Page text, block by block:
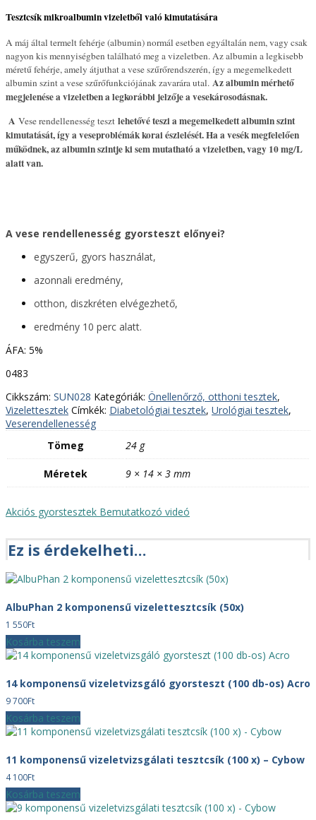
(1x)
Tesztcsík mikroalbumin vizeletből való kimutatására
A máj által termelt fehérje (albumin) normál esetben egyáltalán nem, vagy csak
nagyon kis mennyiségben található meg a vizeletben. Az albumin a legkisebb
méretű fehérje, amely átjuthat a vese szűrőrendszerén, így a megemelkedett
albumin szint a vese szűrőfunkciójának zavarára utal. Az albumin mérhető
megjelenése a vizeletben a legkorábbi jelzője a vesekárosodásnak.
A Vese rendellenesség teszt lehetővé teszi a megemelkedett albumin szint
kimutatását, így a veseproblémák korai észlelését. Ha a vesék megfelelően
működnek, az albumin szintje ki sem mutatható a vizeletben, vagy 10 mg/L
alatt van.
A vese rendellenesség gyorsteszt előnyei?
egyszerű, gyors használat,
azonnali eredmény,
otthon, diszkréten elvégezhető,
eredmény 10 perc alatt.
ÁFA: 5%
0483
Cikkszám: SUN028 Kategóriák: Önellenőrző, otthoni tesztek,
Vizelettesztek Címkék: Diabetológiai tesztek, Urológiai tesztek,
Veserendellenesség
Tömeg
24 g
Méretek 9 × 14 × 3 mm
Akciós gyorstesztek Bemutatkozó videó
Ez is érdekelheti…
AlbuPhan 2 komponensű vizelettesztcsík (50x)
1 550Ft
Kosárba teszem
14 komponensű vizeletvizsgáló gyorsteszt (100 db-os) Acro
9 700Ft
Kosárba teszem
11 komponensű vizeletvizsgálati tesztcsík (100 x) – Cybow
4 100Ft
Kosárba teszem